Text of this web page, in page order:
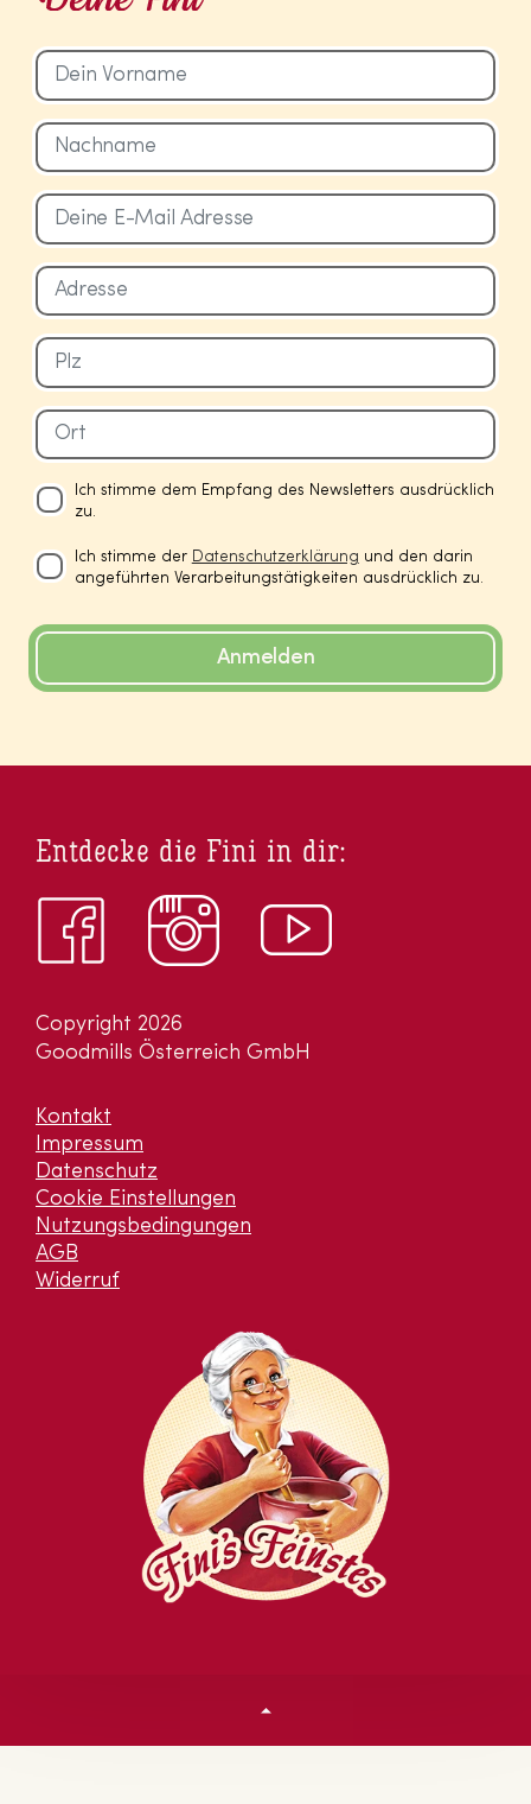
Ich stimme dem Empfang des Newsletters ausdrücklich
zu.
Ich stimme der Datenschutzerklärung und den darin
angeführten Verarbeitungstätigkeiten ausdrücklich zu.
Anmelden
Copyright 2026
Goodmills Österreich GmbH
Kontakt
Impressum
Datenschutz
Cookie Einstellungen
Nutzungsbedingungen
AGB
Widerruf
Entdecke die Fini in dir: